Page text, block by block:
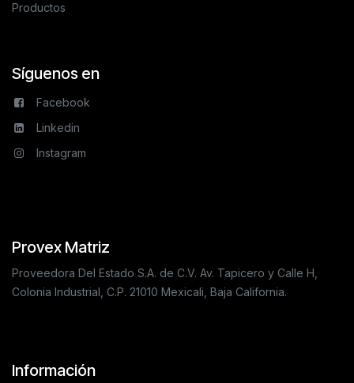
Productos
Síguenos en
Facebook
Linkedin
Instagram
Provex Matriz
Proveedora Del Estado S.A. de C.V. Av. Tapicero y Calle H,
Colonia Industrial, C.P. 21010 Mexicali, Baja California.
Información